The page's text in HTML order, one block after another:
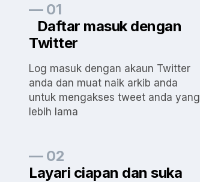
— 01
Daftar masuk dengan
Twitter
Log masuk dengan akaun Twitter
anda dan muat naik arkib anda
untuk mengakses tweet anda yang
lebih lama
— 02
Layari ciapan dan suka